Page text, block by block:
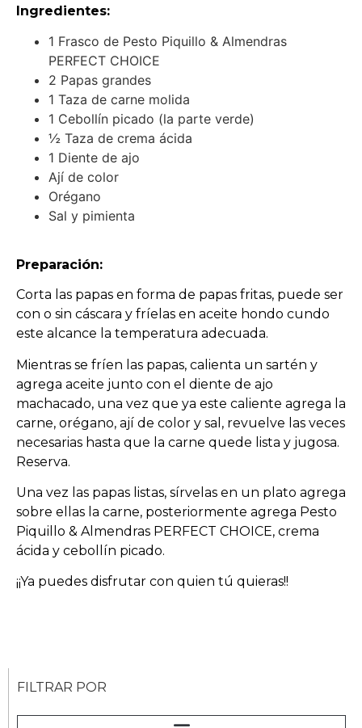
Ingredientes:
1 Frasco de Pesto Piquillo & Almendras
PERFECT CHOICE
2 Papas grandes
1 Taza de carne molida
1 Cebollín picado (la parte verde)
½ Taza de crema ácida
1 Diente de ajo
Ají de color
Orégano
Sal y pimienta
Preparación:
Corta las papas en forma de papas fritas, puede ser
con o sin cáscara y fríelas en aceite hondo cundo
este alcance la temperatura adecuada.
Mientras se fríen las papas, calienta un sartén y
agrega aceite junto con el diente de ajo
machacado, una vez que ya este caliente agrega la
carne, orégano, ají de color y sal, revuelve las veces
necesarias hasta que la carne quede lista y jugosa.
Reserva.
Una vez las papas listas, sírvelas en un plato agrega
sobre ellas la carne, posteriormente agrega Pesto
Piquillo & Almendras PERFECT CHOICE, crema
ácida y cebollín picado.
¡¡Ya puedes disfrutar con quien tú quieras!!
FILTRAR POR